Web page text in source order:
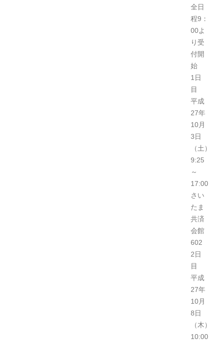
全日
程9：
00よ
り受
付開
始
1日
目
平成
27年
10月
3日
（土）
9:25
～
17:00
さい
たま
共済
会館
602
2日
目
平成
27年
10月
8日
（木）
10:00